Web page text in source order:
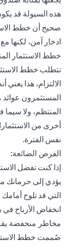
هذه السيولة قد
صحيح أن خطط
ادخار آمن، لكنها
خطط الاستثمار
الالتزام، هذا
المستثمرون
المنتظم، ولا سيما
أخرى من
نفس الفترة.
الفرص الضائعة:
إذا كنت تفضل
يؤدي إلى حرمانك
التي قد تلوح
انخفاض الأرباح
مخاطر منخفضة
صُممت خطط